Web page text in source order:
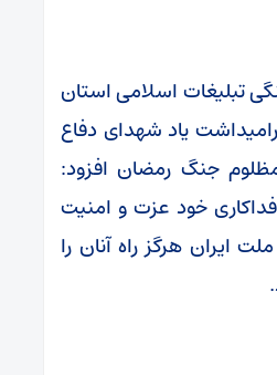
تبلیغات اسلامی استان
یاد شهدای دفاع
جنگ رمضان افزود:
فداکاری خود عزت و امنیت
ایران هرگز راه آنان را